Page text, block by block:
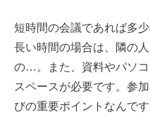
短時間の会議であれば多
長い時間の場合は、隣の
の…。また、資料やパソ
スペースが必要です。参
びの重要ポイントなんです